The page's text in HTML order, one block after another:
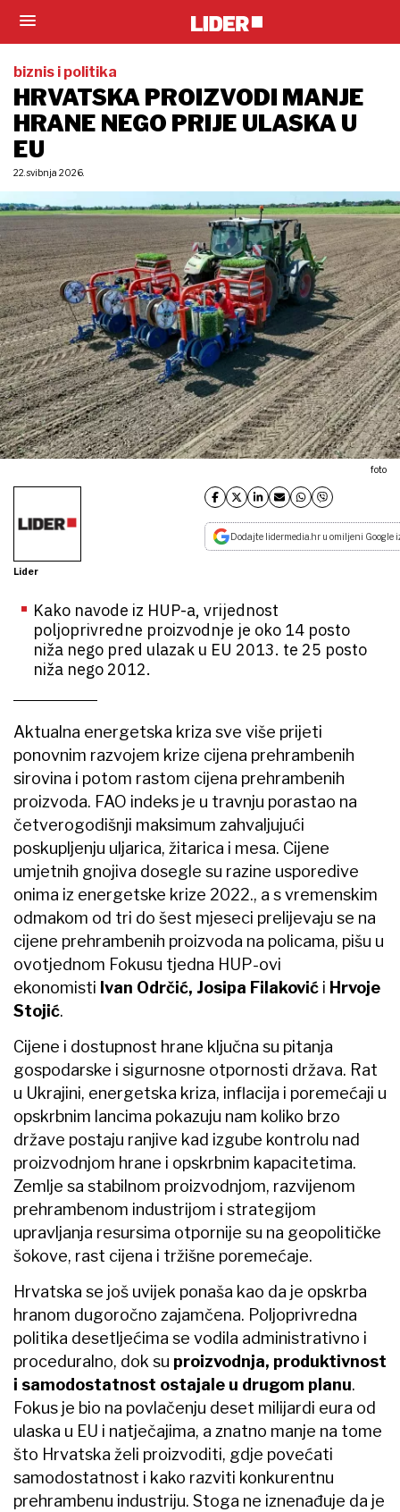
biznis i politika
HRVATSKA PROIZVODI MANJE
HRANE NEGO PRIJE ULASKA U
EU
22. svibnja 2026.
foto
Lider
Dodajte lidermedia.hr u omiljeni Google
Kako navode iz HUP-a, vrijednost
poljoprivredne proizvodnje je oko 14 posto
niža nego pred ulazak u EU 2013. te 25 posto
niža nego 2012.
Aktualna energetska kriza sve više prijeti
ponovnim razvojem krize cijena prehrambenih
sirovina i potom rastom cijena prehrambenih
proizvoda. FAO indeks je u travnju porastao na
četverogodišnji maksimum zahvaljujući
poskupljenju uljarica, žitarica i mesa. Cijene
umjetnih gnojiva dosegle su razine usporedive
onima iz energetske krize 2022., a s vremenskim
odmakom od tri do šest mjeseci prelijevaju se na
cijene prehrambenih proizvoda na policama, pišu u
ovotjednom Fokusu tjedna HUP-ovi
ekonomisti Ivan Odrčić, Josipa Filaković i Hrvoje
Stojić.
Cijene i dostupnost hrane ključna su pitanja
gospodarske i sigurnosne otpornosti država. Rat
u Ukrajini, energetska kriza, inflacija i poremećaji u
opskrbnim lancima pokazuju nam koliko brzo
države postaju ranjive kad izgube kontrolu nad
proizvodnjom hrane i opskrbnim kapacitetima.
Zemlje sa stabilnom proizvodnjom, razvijenom
prehrambenom industrijom i strategijom
upravljanja resursima otpornije su na geopolitičke
šokove, rast cijena i tržišne poremećaje.
Hrvatska se još uvijek ponaša kao da je opskrba
hranom dugoročno zajamčena. Poljoprivredna
politika desetljećima se vodila administrativno i
proceduralno, dok su proizvodnja, produktivnost
i samodostatnost ostajale u drugom planu.
Fokus je bio na povlačenju deset milijardi eura od
ulaska u EU i natječajima, a znatno manje na tome
što Hrvatska želi proizvoditi, gdje povećati
samodostatnost i kako razviti konkurentnu
prehrambenu industriju. Stoga ne iznenađuje da je